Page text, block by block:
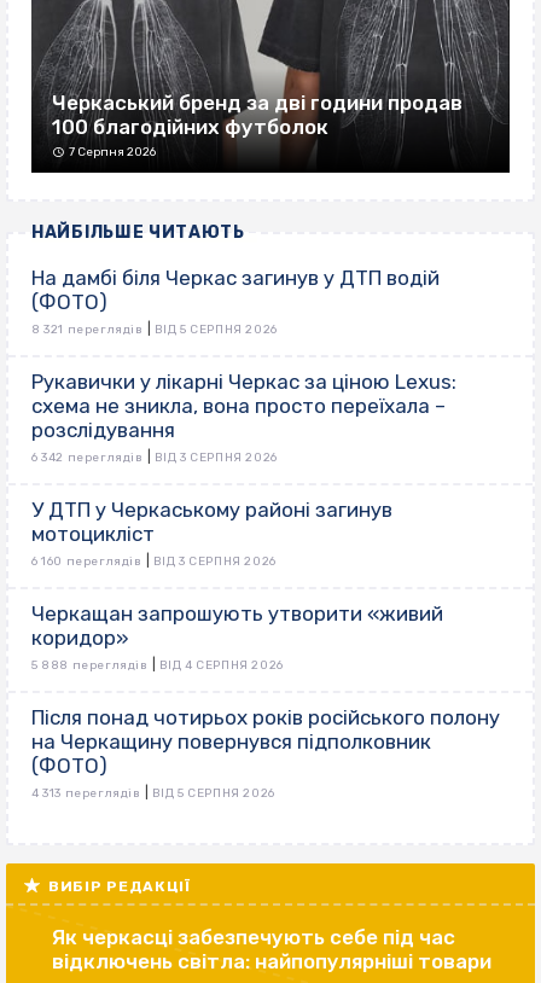
Черкаський бренд за дві години продав
100 благодійних футболок
7 Серпня 2026
НАЙБІЛЬШЕ ЧИТАЮТЬ
На дамбі біля Черкас загинув у ДТП водій
(ФОТО)
8 321 переглядів ВІД 5 СЕРПНЯ 2026
Рукавички у лікарні Черкас за ціною Lexus:
схема не зникла, вона просто переїхала –
розслідування
6 342 переглядів ВІД 3 СЕРПНЯ 2026
У ДТП у Черкаському районі загинув
мотоцикліст
6 160 переглядів ВІД 3 СЕРПНЯ 2026
Черкащан запрошують утворити «живий
коридор»
5 888 переглядів ВІД 4 СЕРПНЯ 2026
Після понад чотирьох років російського полону
на Черкащину повернувся підполковник
(ФОТО)
4 313 переглядів ВІД 5 СЕРПНЯ 2026
ВИБІР РЕДАКЦІЇ
Як черкасці забезпечують себе під час
відключень світла: найпопулярніші товари